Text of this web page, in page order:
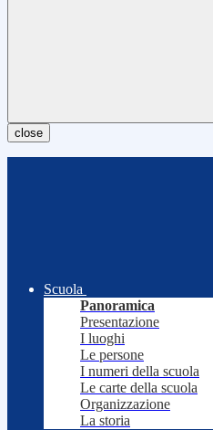
close
Scuola
Panoramica
Presentazione
I luoghi
Le persone
I numeri della scuola
Le carte della scuola
Organizzazione
La storia